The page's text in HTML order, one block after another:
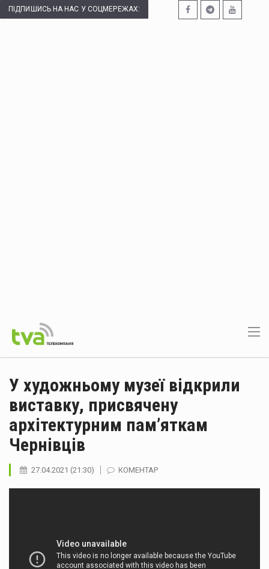
ПІДПИШИСЬ НА НАС У СОЦМЕРЕЖАХ:
У художньому музеї відкрили
виставку, присвячену
архітектурним пам’яткам
Чернівців
27.04.2021 (21:30) КОМЕНТАР